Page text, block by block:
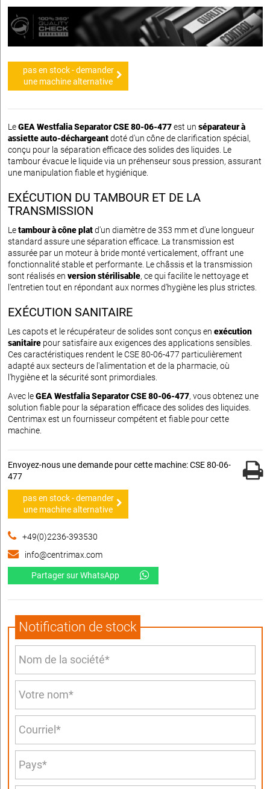
pas en stock - demander
une machine alternative
LeGEA Westfalia Separator CSE 80-06-477est un séparateur à
assiette auto-déchargeantdoté d'un cône de clarification spécial,
conçu pour la séparation efficace des solides des liquides. Le
tambour évacue le liquide via un préhenseur sous pression, assurant
une manipulation fiable et hygiénique.
EXÉCUTION DU TAMBOUR ET DE LA
TRANSMISSION
Letambour à cône platd'un diamètre de 353 mm et d'une longueur
standard assure une séparation efficace. La transmission est
assurée par un moteur à bride monté verticalement, offrant une
fonctionnalité stable et performante. Le châssis et la transmission
sont réalisés en version stérilisable, ce qui facilite le nettoyage et
l'entretien tout en répondant aux normes d'hygiène les plus strictes.
EXÉCUTION SANITAIRE
Les capots et le récupérateur de solides sont conçus en exécution
sanitaire pour satisfaire aux exigences des applications sensibles.
Ces caractéristiques rendent le CSE 80-06-477 particulièrement
adapté aux secteurs de l'alimentation et de la pharmacie, où
l'hygiène et la sécurité sont primordiales.
Avec leGEA Westfalia Separator CSE 80-06-477, vous obtenez une
solution fiable pour la séparation efficace des solides des liquides.
Centrimax est un fournisseur compétent et fiable pour cette
machine.
Envoyez-nous une demande pour cette machine: CSE 80-06-
477
pas en stock - demander
une machine alternative
+49(0)2236-393530
info@centrimax.com
Partager sur WhatsApp
Notification de stock